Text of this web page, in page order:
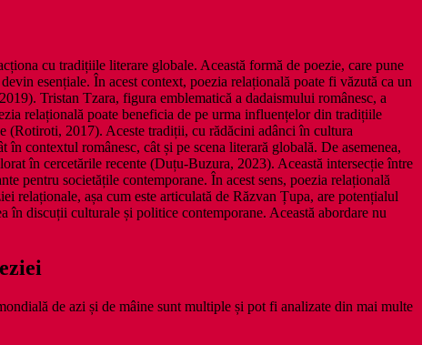
cu tradițiile literare globale. Această formă de poezie, care pune
esențiale. În acest context, poezia relațională poate fi văzută ca un
Tristan Tzara, figura emblematică a dadaismului românesc, a
relațională poate beneficia de pe urma influențelor din tradițiile
(Rotiroti, 2017). Aceste tradiții, cu rădăcini adânci în cultura
contextul românesc, cât și pe scena literară globală. De asemenea,
în cercetările recente (Duțu-Buzura, 2023). Această intersecție între
pentru societățile contemporane. În acest sens, poezia relațională
așa cum este articulată de Răzvan Țupa, are potențialul
în discuții culturale și politice contemporane. Această abordare nu
de azi și de mâine sunt multiple și pot fi analizate din mai multe